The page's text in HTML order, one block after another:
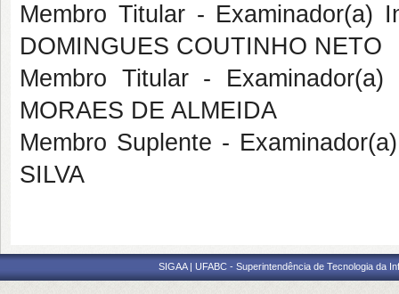
Membro Titular - Examinador(a)
DOMINGUES COUTINHO NETO
Membro Titular -
MORAES DE ALMEIDA
Membro Suplente -
SILVA
SIGAA | UFABC - Superintendência de Tecnologia da